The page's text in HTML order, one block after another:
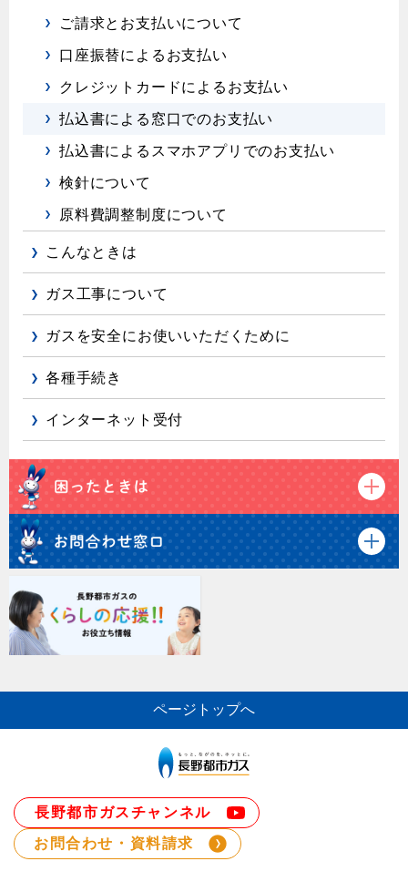
ご請求とお支払いについて
口座振替によるお支払い
クレジットカードによるお支払い
払込書による窓口でのお支払い
払込書によるスマホアプリでのお支払い
検針について
原料費調整制度について
こんなときは
ガス工事について
ガスを安全にお使いいただくために
各種手続き
インターネット受付
ページトップへ
長野都市ガスチャンネル
お問合わせ・資料請求